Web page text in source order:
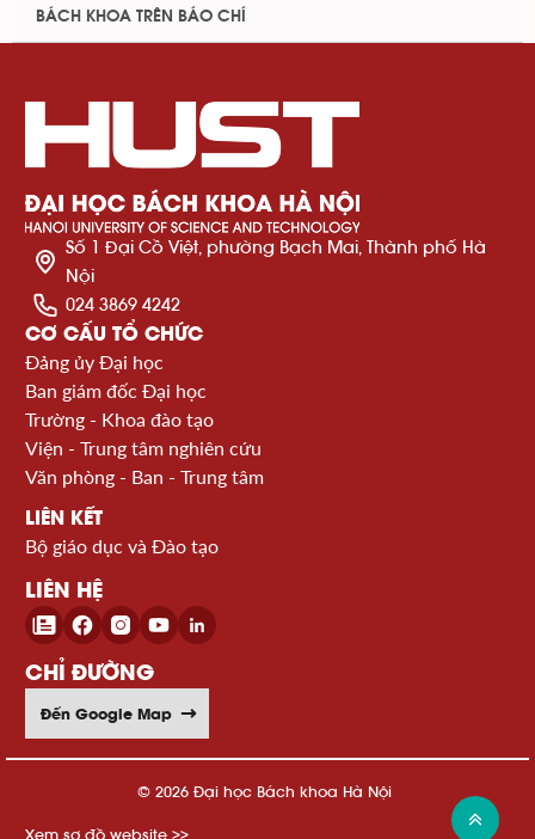
BÁCH KHOA TRÊN BÁO CHÍ
Số 1 Đại Cồ Việt, phường Bạch Mai, Thành phố Hà
Nội
024 3869 4242
CƠ CẤU TỔ CHỨC
Đảng ủy Đại học
Ban giám đốc Đại học
Trường - Khoa đào tạo
Viện - Trung tâm nghiên cứu
Văn phòng - Ban - Trung tâm
LIÊN KẾT
Bộ giáo dục và Đào tạo
LIÊN HỆ
CHỈ ĐƯỜNG
Đến Google Map
© 2026 Đại học Bách khoa Hà Nội
Xem sơ đồ website >>